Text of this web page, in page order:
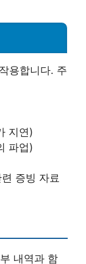
용합니다. 주
지연)
파업)
증빙 자료
내역과 함